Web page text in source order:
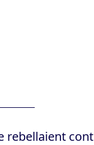
rebellaient